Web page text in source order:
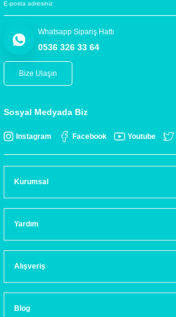
Whatsapp Sipariş Hattı
0536 326 33 64
Bize Ulaşın
Sosyal Medyada Biz
Instagram Facebook Youtube
Kurumsal
Yardım
Alışveriş
Blog